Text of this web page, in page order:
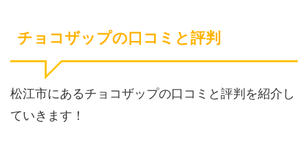
チョコザップの口コミと評判
松江市にあるチョコザップの口コミと評判を紹介し
ていきます！